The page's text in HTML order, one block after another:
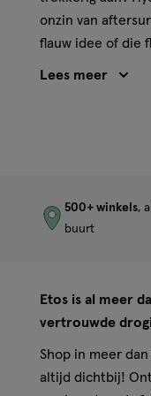
onzin van
flauw idee of die
beste500+ winkels,
buurt
Etos is al meer
vertrouwde
Shop in meer
altijd dichtbij!